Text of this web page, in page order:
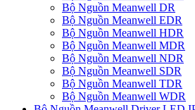
Bộ Nguồn Meanwell DR
Bộ Nguồn Meanwell EDR
Bộ Nguồn Meanwell HDR
Bộ Nguồn Meanwell MDR
Bộ Nguồn Meanwell NDR
Bộ Nguồn Meanwell SDR
Bộ Nguồn Meanwell TDR
Bộ Nguồn Meanwell WDR